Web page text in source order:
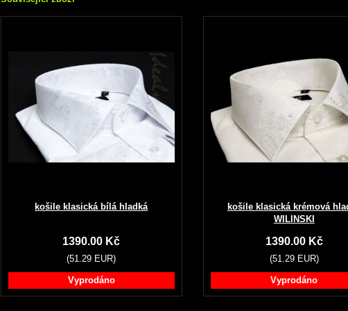
košile klasická bílá hladká
1390.00 Kč
(51.29 EUR)
Vyprodáno
košile klasická krémová
WILINSKI
1390.00 Kč
(51.29 EUR)
Vyprodáno